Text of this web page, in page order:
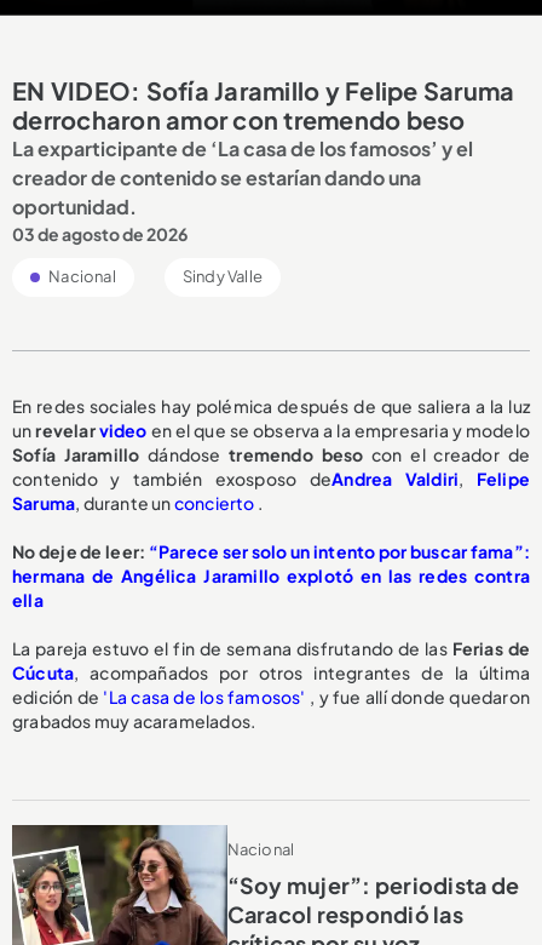
EN VIDEO: Sofía Jaramillo y Felipe Saruma
derrocharon amor con tremendo beso
La exparticipante de ‘La casa de los famosos’ y el
creador de contenido se estarían dando una
oportunidad.
03 de agosto de 2026
Nacional Sindy Valle
En redes sociales hay polémica después de que saliera a la luz
unrevelarvideo en el que se observa a la empresaria y modelo
Sofía Jaramillo dándosetremendo besocon el creador de
contenido y también exosposo deAndrea Valdiri, Felipe
Saruma, durante unconcierto .
No deje de leer: “Parece ser solo un intento por buscar fama”:
hermana de Angélica Jaramillo explotó en las redes contra
ella
La pareja estuvo el fin de semana disfrutando de las Ferias de
Cúcuta, acompañados por otros integrantes de la última
edición de 'La casa de los famosos' , y fue allí donde quedaron
grabados muy acaramelados.
Nacional
“Soy mujer”: periodista de
Caracol respondió las